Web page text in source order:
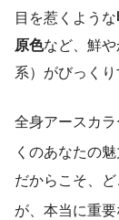
目を惹くような
原色など、鮮
系）がびっく
全身アースカ
くのあなたの
だからこそ、
が、本当に重